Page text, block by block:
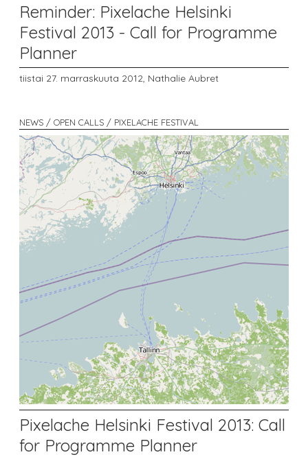
Reminder: Pixelache Helsinki
Festival 2013 - Call for Programme
Planner
tiistai 27. marraskuuta 2012, Nathalie Aubret
NEWS / OPEN CALLS / PIXELACHE FESTIVAL
Pixelache Helsinki Festival 2013: Call
for Programme Planner